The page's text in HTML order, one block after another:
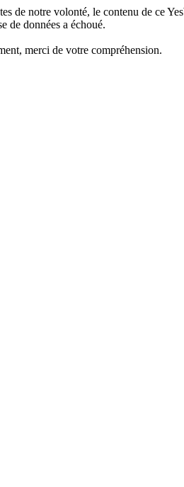
de notre volonté, le contenu de ce
de données a échoué.
merci de votre compréhension.